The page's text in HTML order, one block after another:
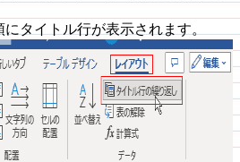
タイトル行が表示されます。